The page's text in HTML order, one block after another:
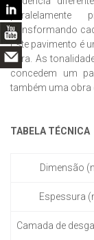
paralelamente
transformando
Este pavimento é
pura. As
concedem um
também uma obra
TABELA TÉCNICA
Dimensão
Espessura
Camada de